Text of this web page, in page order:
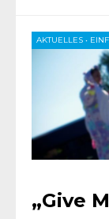
AKTUELLES •
„Give